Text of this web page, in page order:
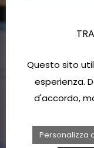
Questo sito
esperienza.
d'accordo,
Personalizza